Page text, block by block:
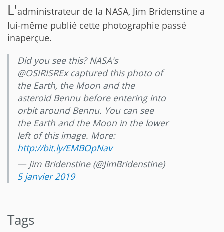
L'administrateur de la NASA, Jim Bridenstine a
lui-même publié cette photographie passé
inaperçue.
Did you see this? NASA's
@OSIRISREx captured this photo of
the Earth, the Moon and the
asteroid Bennu before entering into
orbit around Bennu. You can see
the Earth and the Moon in the lower
left of this image. More:
http://bit.ly/EMBOpNav
— Jim Bridenstine (@JimBridenstine)
5 janvier 2019
Tags